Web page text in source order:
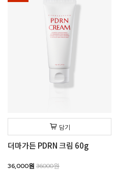
담기
더마가든 PDRN 크림 60g
36,000원 36000원